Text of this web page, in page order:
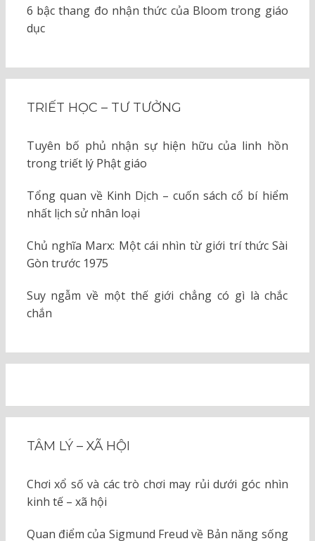
6 bậc thang đo nhận thức của Bloom trong giáo
dục
TRIẾT HỌC – TƯ TƯỞNG
Tuyên bố phủ nhận sự hiện hữu của linh hồn
trong triết lý Phật giáo
Tổng quan về Kinh Dịch – cuốn sách cổ bí hiểm
nhất lịch sử nhân loại
Chủ nghĩa Marx: Một cái nhìn từ giới trí thức Sài
Gòn trước 1975
Suy ngẫm về một thế giới chẳng có gì là chắc
chắn
TÂM LÝ – XÃ HỘI
Chơi xổ số và các trò chơi may rủi dưới góc nhìn
kinh tế – xã hội
Quan điểm của Sigmund Freud về Bản năng sống